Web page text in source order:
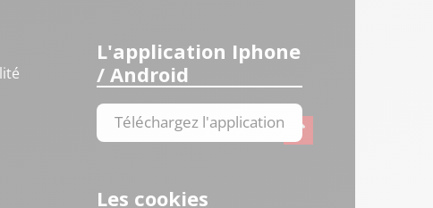
L'application Iphone
/ Android
Téléchargez l'application
Les cookies